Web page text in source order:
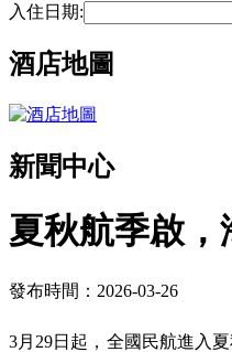
入住日期:
酒店地圖
新聞中心
夏秋航季啟，
發布時間：2026-03-26
3月29日起，全國民航進入